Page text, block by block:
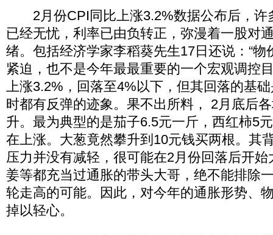
2月份CPI同比上涨3.2%数据公布后，许
已经无忧，利率已由负转正，弥漫着一股对
绪。包括经济学家李稻葵先生17日还说：“物
紧迫，也不是今年最最重要的一个宏观调控
上涨3.2%，回落至4%以下，但其回落的基
时都有反弹的迹象。果不出所料， 2月底后
升。最为典型的是茄子6.5元一斤，西红柿5
在上涨。大葱竟然攀升到10元钱买两根。其
压力并没有减轻，很可能在2月份回落后开
姜等都充当过通胀的带头大哥，绝不能排除
轮走高的可能。因此，对今年的通胀形势、
掉以轻心。